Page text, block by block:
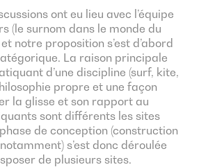
ont eu lieu avec l’équipe
(le surnom dans le monde du
notre proposition s’est d’abord
La raison principale
d’une discipline (surf, kite,
propre et une façon
la glisse et son rapport au
sont différents les sites
de conception (construction
s’est donc déroulée
de plusieurs sites.